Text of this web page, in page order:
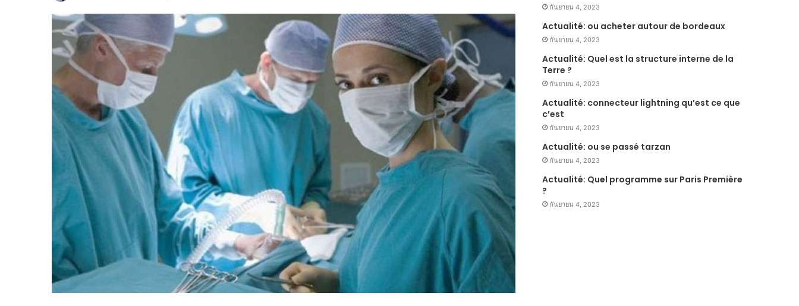
กันยายน 4, 2023
Actualité: ou acheter autour de bordeaux
กันยายน 4, 2023
Actualité: Quel est la structure interne de la
Terre ?
กันยายน 4, 2023
Actualité: connecteur lightning qu’est ce que
c’est
กันยายน 4, 2023
Actualité: ou se passé tarzan
กันยายน 4, 2023
Actualité: Quel programme sur Paris Première
?
กันยายน 4, 2023